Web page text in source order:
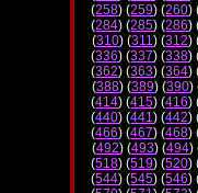
(258) (259) (260)
(284) (285) (286)
(310) (311) (312)
(336) (337) (338)
(362) (363) (364)
(388) (389) (390)
(414) (415) (416)
(440) (441) (442)
(466) (467) (468)
(492) (493) (494)
(518) (519) (520)
(544) (545) (546)